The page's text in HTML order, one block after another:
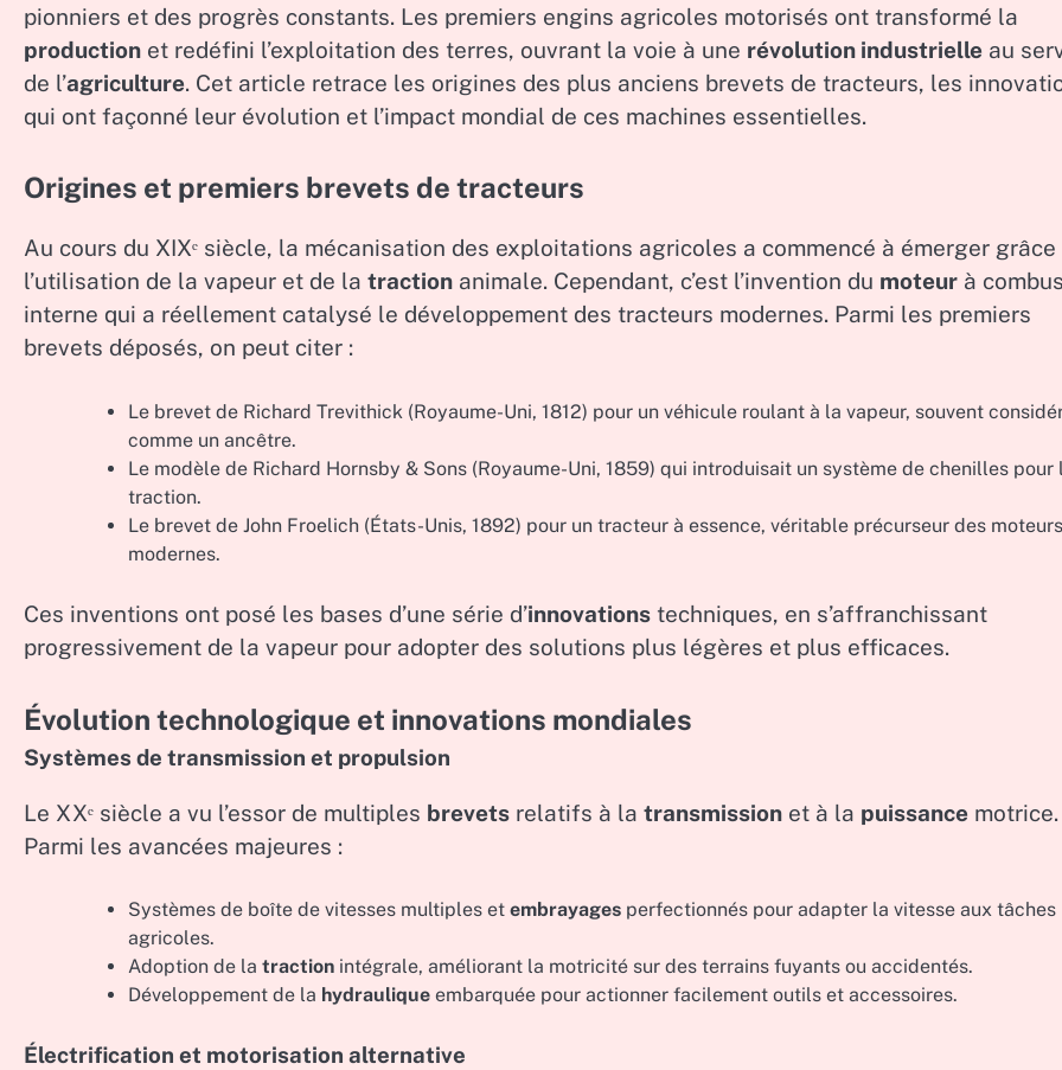
pionniers et des progrès constants. Les premiers engins agricoles motorisés ont transformé la
production et redéfini l’exploitation des terres, ouvrant la voie à une révolution industrielle au
de l’agriculture. Cet article retrace les origines des plus anciens brevets de tracteurs, les
qui ont façonné leur évolution et l’impact mondial de ces machines essentielles.
Origines et premiers brevets de tracteurs
Au cours du XIXᵉ siècle, la mécanisation des exploitations agricoles a commencé à émerger grâce
l’utilisation de la vapeur et de la traction animale. Cependant, c’est l’invention du moteur à
interne qui a réellement catalysé le développement des tracteurs modernes. Parmi les premiers
brevets déposés, on peut citer :
Le brevet de Richard Trevithick (Royaume-Uni, 1812) pour un véhicule roulant à la vapeur, souvent
comme un ancêtre.
Le modèle de Richard Hornsby & Sons (Royaume-Uni, 1859) qui introduisait un système de chenilles pour
traction.
Le brevet de John Froelich (États-Unis, 1892) pour un tracteur à essence, véritable précurseur des moteurs
modernes.
Ces inventions ont posé les bases d’une série d’innovations techniques, en s’affranchissant
progressivement de la vapeur pour adopter des solutions plus légères et plus efficaces.
Évolution technologique et innovations mondiales
Systèmes de transmission et propulsion
Le XXᵉ siècle a vu l’essor de multiples brevets relatifs à la transmission et à la puissance motrice.
Parmi les avancées majeures :
Systèmes de boîte de vitesses multiples et embrayages perfectionnés pour adapter la vitesse aux tâches
agricoles.
Adoption de la traction intégrale, améliorant la motricité sur des terrains fuyants ou accidentés.
Développement de la hydraulique embarquée pour actionner facilement outils et accessoires.
Électrification et motorisation alternative